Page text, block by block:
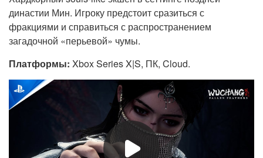
династии Мин. Игроку предстоит сразиться с
фракциями и справиться с распространением
загадочной «перьевой» чумы.
Платформы: Xbox Series X|S, ПК, Cloud.